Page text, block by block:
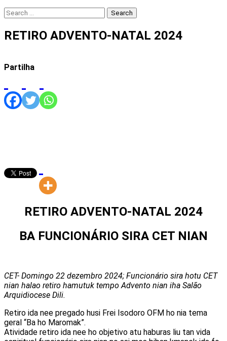
Search
for:
RETIRO ADVENTO-NATAL 2024
Partilha
RETIRO ADVENTO-NATAL 2024
BA FUNCIONÁRIO SIRA CET NIAN
CET- Domingo 22 dezembro 2024; Funcionário sira hotu CET
nian halao retiro hamutuk tempo Advento nian iha Salão
Arquidiocese Dili.
Retiro ida nee pregado husi Frei Isodoro OFM ho nia tema
geral “Ba ho Maromak”.
Atividade retiro ida nee ho objetivo atu haburas liu tan vida